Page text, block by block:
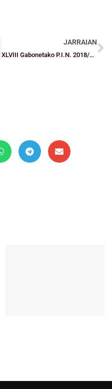
JARRAIAN
XLVIII Gabonetako P.I.N. 2018/19 Torneoan izena emateko epea zabalik